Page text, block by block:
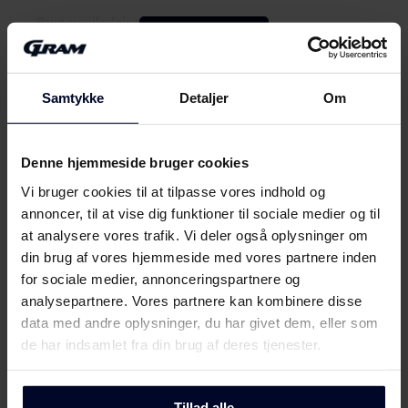
Samtykke Detaljer Om
Denne hjemmeside bruger cookies
Vi bruger cookies til at tilpasse vores indhold og
annoncer, til at vise dig funktioner til sociale medier og til
at analysere vores trafik. Vi deler også oplysninger om
din brug af vores hjemmeside med vores partnere inden
for sociale medier, annonceringspartnere og
analysepartnere. Vores partnere kan kombinere disse
data med andre oplysninger, du har givet dem, eller som
de har indsamlet fra din brug af deres tjenester.
Brugervejledning
Sikkerhedsoplysninger og
advarsler (DK)
advarsler (FI)
Sikkerhedsoplysninger og
advarsler (NO)
Download
Sikkerhedsoplysninger og
advarsler (SV)
Sikkerhedsoplysninger og
Download